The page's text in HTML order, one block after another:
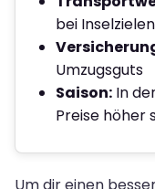
bei Inselzielen
Umzugsguts
Saison: In
Preise höher